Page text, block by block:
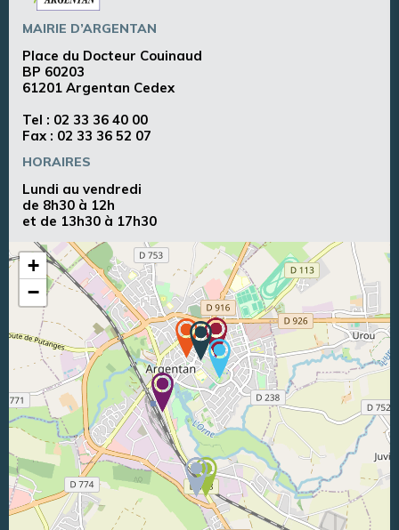
MAIRIE D’ARGENTAN
Place du Docteur Couinaud
BP 60203
61201 Argentan Cedex
Tel : 02 33 36 40 00
Fax : 02 33 36 52 07
HORAIRES
Lundi au vendredi
de 8h30 à 12h
et de 13h30 à 17h30
+
−